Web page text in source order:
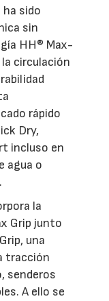
ha sido
sin
HH® Max-
circulación
rápido
Dry,
incluso en
agua o
la
Grip junto
una
tracción
senderos
A ello se